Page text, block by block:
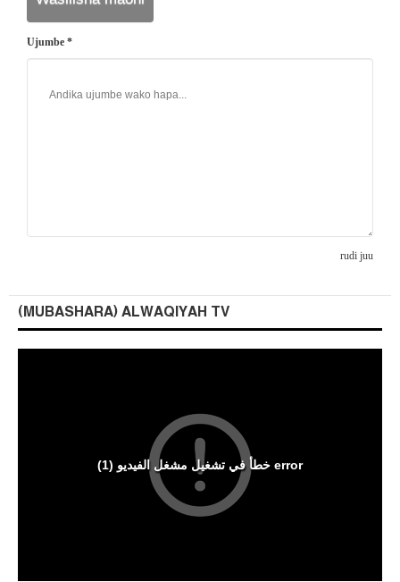
Ujumbe *
rudi juu
(MUBASHARA) ALWAQIYAH TV